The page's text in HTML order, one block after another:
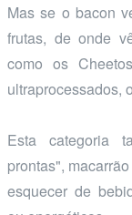
Mas se o bacon
frutas, de onde
como os
ultraprocessados,
Esta categoria
prontas",
esquecer de